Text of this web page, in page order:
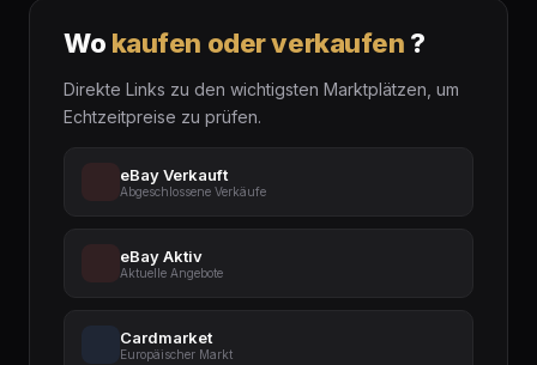
Wo kaufen oder verkaufen ?
Direkte Links zu den wichtigsten Marktplätzen, um
Echtzeitpreise zu prüfen.
eBay Verkauft
Abgeschlossene Verkäufe
eBay Aktiv
Aktuelle Angebote
Cardmarket
Europäischer Markt